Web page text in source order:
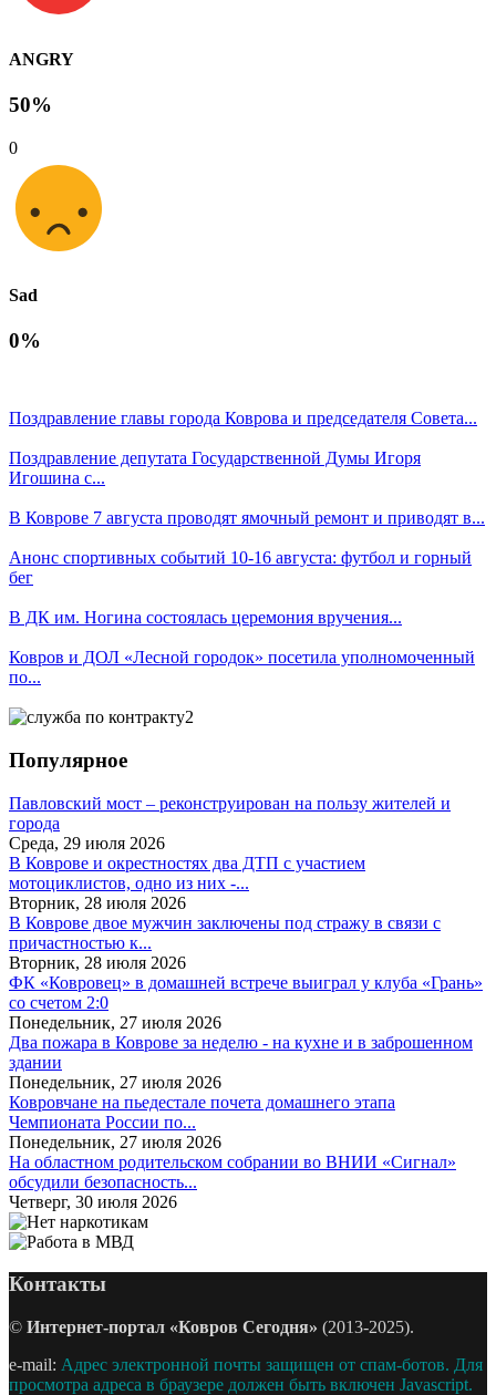
ANGRY
50%
0
Sad
0%
Поздравление главы города Коврова и председателя Совета...
Поздравление депутата Государственной Думы Игоря
Игошина с...
В Коврове 7 августа проводят ямочный ремонт и приводят в...
Анонс спортивных событий 10-16 августа: футбол и горный
бег
В ДК им. Ногина состоялась церемония вручения...
Ковров и ДОЛ «Лесной городок» посетила уполномоченный
по...
Популярное
Павловский мост – реконструирован на пользу жителей и
города
Среда, 29 июля 2026
В Коврове и окрестностях два ДТП с участием
мотоциклистов, одно из них -...
Вторник, 28 июля 2026
В Коврове двое мужчин заключены под стражу в связи с
причастностью к...
Вторник, 28 июля 2026
ФК «Ковровец» в домашней встрече выиграл у клуба «Грань»
со счетом 2:0
Понедельник, 27 июля 2026
Два пожара в Коврове за неделю - на кухне и в заброшенном
здании
Понедельник, 27 июля 2026
Ковровчане на пьедестале почета домашнего этапа
Чемпионата России по...
Понедельник, 27 июля 2026
На областном родительском собрании во ВНИИ «Сигнал»
обсудили безопасность...
Четверг, 30 июля 2026
Контакты
© Интернет-портал «Ковров Сегодня» (2013-2025).
e-mail: Адрес электронной почты защищен от спам-ботов. Для
просмотра адреса в браузере должен быть включен Javascript.